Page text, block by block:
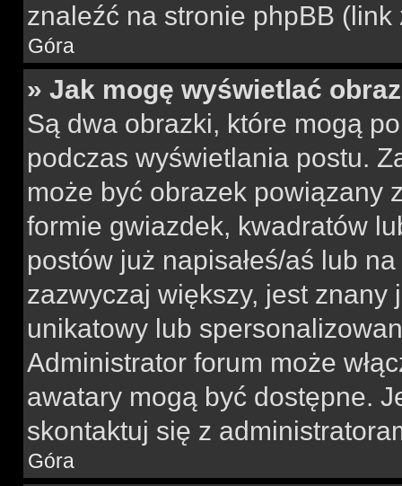
znaleźć na stronie phpBB
Góra
» Jak mogę wyświetlać
Są dwa obrazki, które mogą
podczas wyświetlania postu.
może być obrazek powiązany
formie gwiazdek, kwadratów
postów już napisałeś/aś lub
zazwyczaj większy, jest
unikatowy lub
Administrator forum może
awatary mogą być dostępne.
skontaktuj się z
Góra